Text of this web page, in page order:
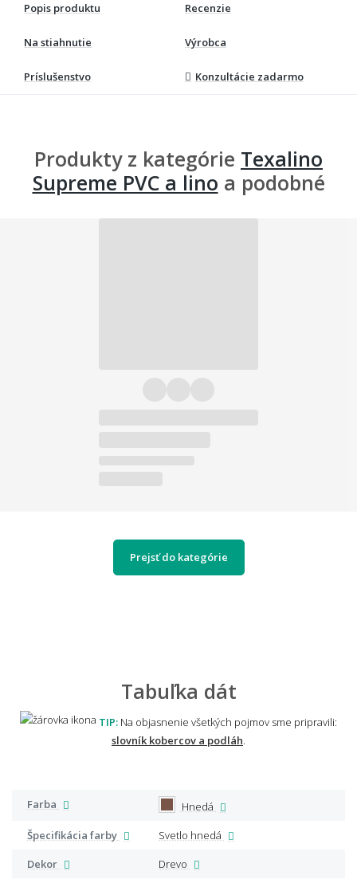
Popis produktu Recenzie
Na stiahnutie Výrobca
Príslušenstvo Konzultácie zadarmo
Produkty z kategórie Texalino
Supreme PVC a lino a podobné
Prejsť do kategórie
Tabuľka dát
TIP: Na objasnenie všetkých pojmov sme pripravili:
slovník kobercov a podláh
Farba
Hnedá
Špecifikácia farby
Svetlo hnedá
Dekor
Drevo